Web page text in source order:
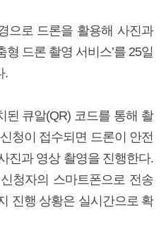
으로 드론을 활용해 사진과
형 드론 촬영 서비스’를 25일
.
된 큐알(QR) 코드를 통해 촬
청이 접수되면 드론이 안전
진과 영상 촬영을 진행한다.
청자의 스마트폰으로 전송
진행 상황은 실시간으로 확